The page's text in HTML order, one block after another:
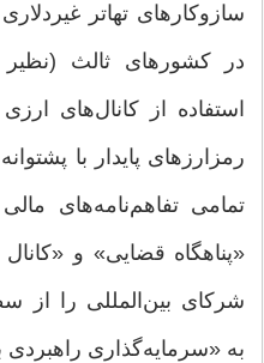
سازوکارهای تهاتر
در کشورهای ثالث (نظیر
استفاده از کانال‌های
رمزارزهای پایدار با
«پناهگاه قضایی» و
شرکای بین‌المللی را از
به «سرمایه‌گذاری راهبردی